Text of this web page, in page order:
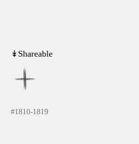
↡Shareable
#1810-1819